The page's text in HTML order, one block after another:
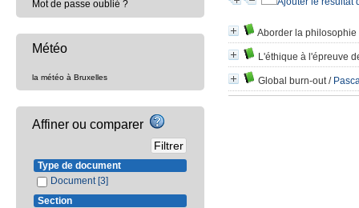
Aborder la
L'éthique à l'épreuve
Global burn-out/
Mot de passe oublié ?
Météo
la météo à Bruxelles
Affiner ou comparer
Type de document
Document [3]
Section